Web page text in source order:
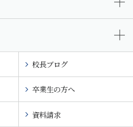
校長ブログ
卒業生の方へ
資料請求